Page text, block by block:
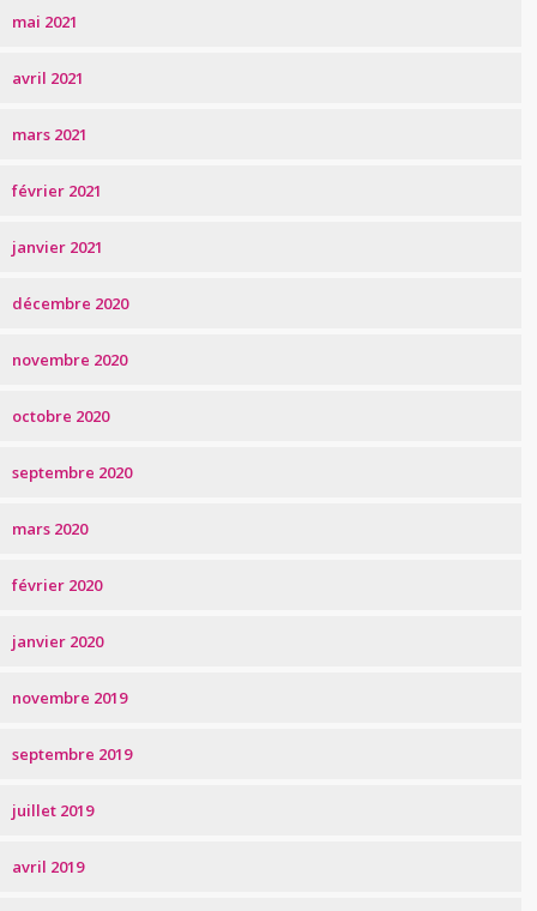
mai 2021
avril 2021
mars 2021
février 2021
janvier 2021
décembre 2020
novembre 2020
octobre 2020
septembre 2020
mars 2020
février 2020
janvier 2020
novembre 2019
septembre 2019
juillet 2019
avril 2019